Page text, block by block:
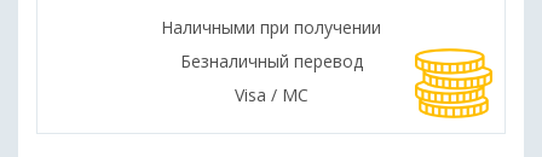
Наличными при получении
Безналичный перевод
Visa / MC